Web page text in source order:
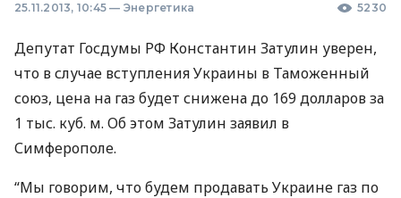
25.11.2013, 10:45 — Энергетика 5230
Депутат Госдумы РФ Константин Затулин уверен,
что в случае вступления Украины в Таможенный
союз, цена на газ будет снижена до 169 долларов за
1 тыс. куб. м. Об этом Затулин заявил в
Симферополе.
“Мы говорим, что будем продавать Украине газ по